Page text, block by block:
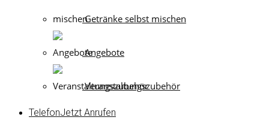
Getränke selbst mischen
Angebote
Veranstaltungszubehör
TelefonJetzt Anrufen